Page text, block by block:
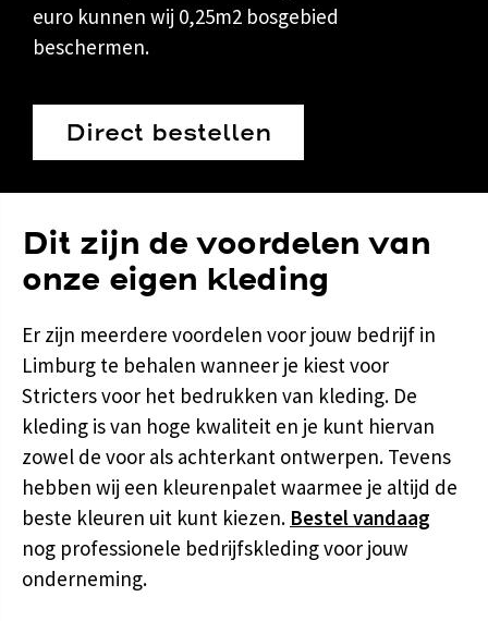
euro kunnen wij 0,25m2 bosgebied
beschermen.
Direct bestellen
Dit zijn de voordelen van
onze eigen kleding
Er zijn meerdere voordelen voor jouw bedrijf in
Limburg te behalen wanneer je kiest voor
Strictersvoor het bedrukken van kleding. De
kleding is van hoge kwaliteit en je kunt hiervan
zowel de voor als achterkant ontwerpen. Tevens
hebben wij een kleurenpalet waarmee je altijd de
beste kleuren uit kunt kiezen. Bestel vandaag
nog professionele bedrijfskleding voor jouw
onderneming.